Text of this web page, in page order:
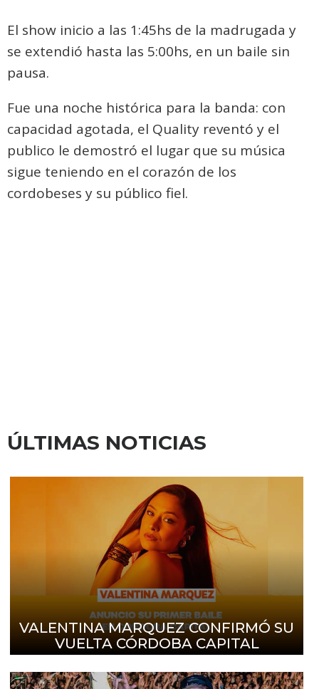
El show inicio a las 1:45hs de la madrugada y
se extendió hasta las 5:00hs, en un baile sin
pausa.
Fue una noche histórica para la banda: con
capacidad agotada, el Quality reventó y el
publico le demostró el lugar que su música
sigue teniendo en el corazón de los
cordobeses y su público fiel.
ÚLTIMAS NOTICIAS
VALENTINA MARQUEZ CONFIRMÓ SU
VUELTA CÓRDOBA CAPITAL